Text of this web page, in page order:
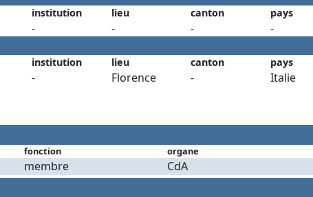
institution lieu canton pays
- - -
-
institution lieu canton pays
- Florence - Italie
fonction organe
membre
CdA